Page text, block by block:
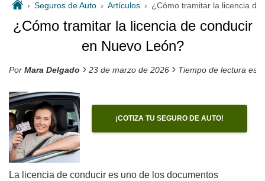
› Seguros de Auto › Artículos › ¿Cómo tramitar la licencia
¿Cómo tramitar la licencia de conducir
en Nuevo León?
Por Mara Delgado › 23 de marzo de 2026 › Tiempo de lectura
¡COTIZA TU SEGURO DE AUTO!
La licencia de conducir es uno de los documentos